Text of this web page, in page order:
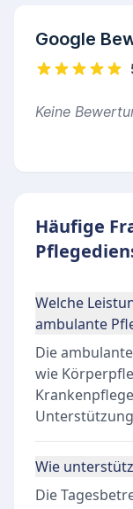
Google
Keine
Häufige
Welche
ambulante
Die
wie
Wie
Die